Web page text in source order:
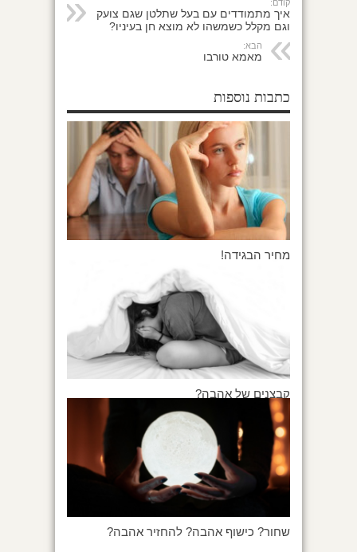
קודם:
איך מתמודדים עם בעל שתלטן שגם צועק
וגם מקלל כשמשהו לא מוצא חן בעיניו?
הבא:
מאמא טורבו
כתבות נוספות
מחיר הבגידה!
קבצנים של אהבה?
שחור? כישוף אהבה? להחזיר אהבה?